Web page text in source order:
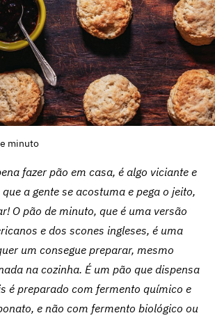
minuto
fazer pão em casa, é algo viciante e
a gente se acostuma e pega o jeito,
O pão de minuto, que é uma versão
e dos scones ingleses, é uma
um consegue preparar, mesmo
na cozinha. É um pão que dispensa
é preparado com fermento químico e
e não com fermento biológico ou